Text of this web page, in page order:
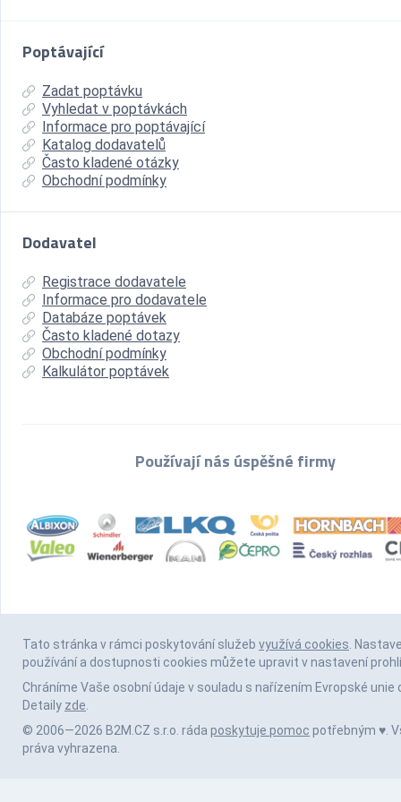
Poptávající
Zadat poptávku
Vyhledat v poptávkách
Informace pro poptávající
Katalog dodavatelů
Často kladené otázky
Obchodní podmínky
Dodavatel
Registrace dodavatele
Informace pro dodavatele
Databáze poptávek
Často kladené dotazy
Obchodní podmínky
Kalkulátor poptávek
Používají nás úspěšné firmy
Tato stránka v rámci poskytování služeb využívá cookies.
používání a dostupnosti cookies můžete upravit v nastavení
Chráníme Vaše osobní údaje v souladu s nařízením Evropské unie
Detaily zde.
© 2006—2026 B2M.CZ s.r.o. ráda poskytuje pomoc potřebným ♥️.
práva vyhrazena.